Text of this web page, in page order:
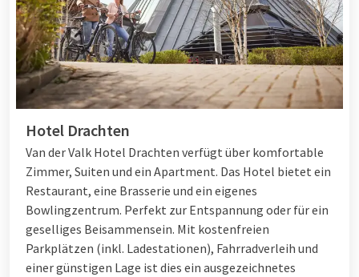
Hotel Drachten
Van der Valk Hotel Drachten verfügt über komfortable
Zimmer, Suiten und ein Apartment. Das Hotel bietet ein
Restaurant, eine Brasserie und ein eigenes
Bowlingzentrum. Perfekt zur Entspannung oder für ein
geselliges Beisammensein. Mit kostenfreien
Parkplätzen (inkl. Ladestationen), Fahrradverleih und
einer günstigen Lage ist dies ein ausgezeichnetes